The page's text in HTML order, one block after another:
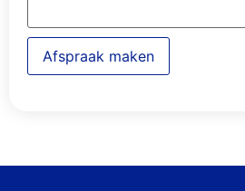
Afspraak maken